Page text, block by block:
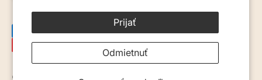
Prijať
Odmietnuť
© 2026, Monkey Mum. · Site by Ecommerce Pot